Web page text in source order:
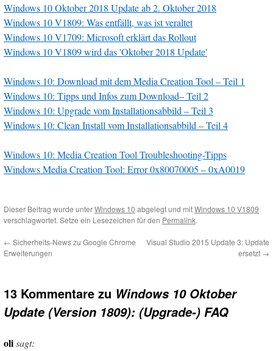
Windows 10 Oktober 2018 Update ab 2. Oktober 2018
Windows 10 V1809: Was entfällt, was ist veraltet
Windows 10 V1709: Microsoft erklärt das Rollout
Windows 10 V1809 wird das 'Oktober 2018 Update'
Windows 10: Download mit dem Media Creation Tool – Teil 1
Windows 10: Tipps und Infos zum Download– Teil 2
Windows 10: Upgrade vom Installationsabbild – Teil 3
Windows 10: Clean Install vom Installationsabbild – Teil 4
Windows 10: Media Creation Tool Troubleshooting-Tipps
Windows Media Creation Tool: Error 0x80070005 – 0xA0019
Dieser Beitrag wurde unterWindows 10 abgelegt und mitWindows 10 V1809
verschlagwortet. Setze ein Lesezeichen für den Permalink.
← Sicherheits-News zu Google Chrome
Erweiterungen
Visual Studio 2015 Update 3: Update
ersetzt →
13 Kommentare zu Windows 10 Oktober
Update (Version 1809): (Upgrade-) FAQ
olisagt: